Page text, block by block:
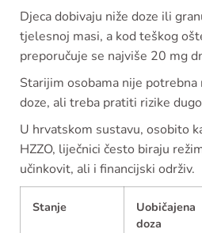
Djeca dobivaju niže doze ili
tjelesnoj masi, a kod teškog
preporučuje se najviše 20 mg
Starijim osobama nije
doze, ali treba pratiti rizike
U hrvatskom sustavu, osobito
HZZO, liječnici često biraju
učinkovit, ali i financijski održiv.
Stanje
Uobičajena
doza